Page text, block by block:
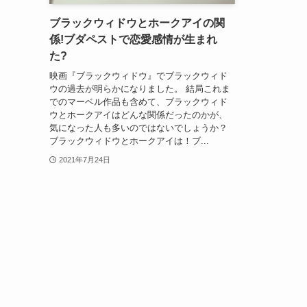
ブラックウィドウとホークアイの関
係!ブダペストで恋愛感情が生まれ
た?
映画『ブラックウィドウ』でブラックウィド
ウの過去が明らかになりました。 結局これま
でのマーベル作品も含めて、ブラックウィド
ウとホークアイはどんな関係だったのかが、
気になった人も多いのではないでしょうか？
ブラックウィドウとホークアイは！ブ...
2021年7月24日